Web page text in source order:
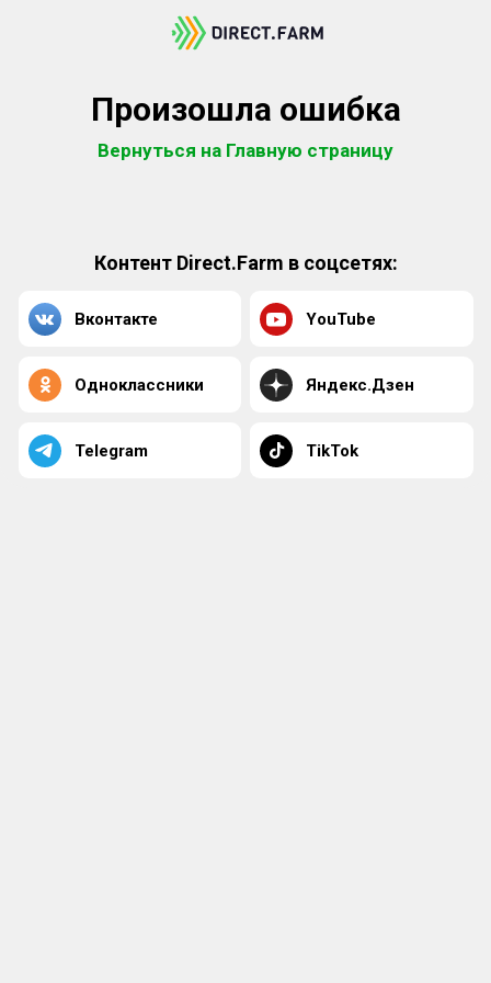
Произошла ошибка
Вернуться на Главную страницу
Контент Direct.Farm в соцсетях:
Вконтакте YouTube
Одноклассники Яндекс.Дзен
Telegram TikTok